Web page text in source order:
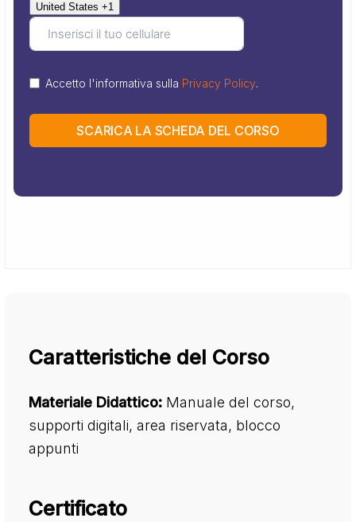
United States +1
Accetto l'informativa sulla Privacy Policy.
SCARICA LA SCHEDA DEL CORSO
Caratteristiche del Corso
Materiale Didattico: Manuale del corso,
supporti digitali, area riservata, blocco
appunti
Certificato